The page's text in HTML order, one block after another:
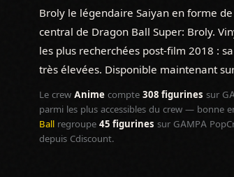
Broly le légendaire Saiyan en forme
central de Dragon Ball Super: Broly.
les plus recherchées post-film 2018 :
très élevées. Disponible maintenant
Le crew Anime compte 308 figurines sur
parmi les plus accessibles du crew — bonne
Ball regroupe 45 figurines sur GAMPA
depuis Cdiscount.